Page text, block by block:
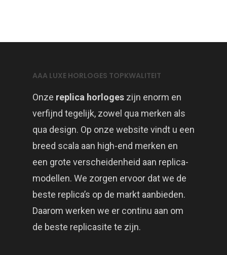
AAA LUXE HORLOGES TOPKWALITEIT
Onze replica horloges zijn enorm en
verfijnd tegelijk, zowel qua merken als
qua design. Op onze website vindt u een
breed scala aan high-end merken en
een grote verscheidenheid aan replica-
modellen. We zorgen ervoor dat we de
beste replica’s op de markt aanbieden.
Daarom werken we er continu aan om
de beste replicasite te zijn.